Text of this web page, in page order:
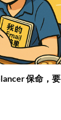
保命，要